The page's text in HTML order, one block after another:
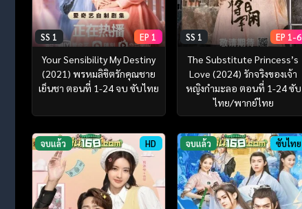
SS 1 EP 1
Your Sensibility My Destiny
(2021) พรหมลิขิตรักคุณชาย
เย็นชา ตอนที่ 1-24 จบ ซับไทย
SS 1 EP 1-6
The Substitute Princess’s
Love (2024) รักจริงของเจ้า
หญิงกำมะลอ ตอนที่ 1-24 ซับ
ไทย/พากย์ไทย
จบแล้ว HD จบแล้ว ซับไทย